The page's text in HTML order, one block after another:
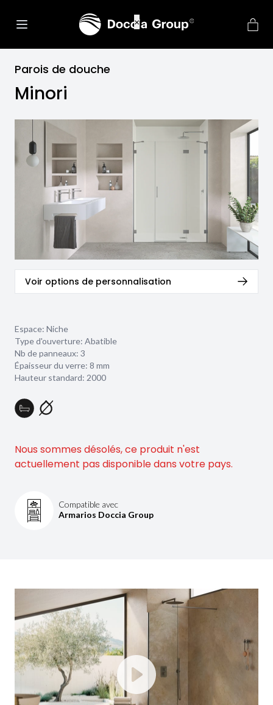
Parois de douche
Minori
Voir options de personnalisation
Espace: Niche
Type d'ouverture: Abatible
Nb de panneaux: 3
Épaisseur du verre: 8 mm
Hauteur standard: 2000
Nous sommes désolés, ce produit n'est
actuellement pas disponible dans votre pays.
Compatible avec
Armarios Doccia Group